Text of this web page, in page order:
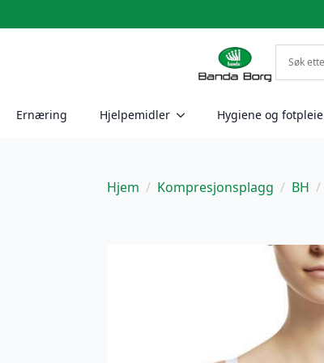
Ernæring Hjelpemidler Hygiene og fotpleie
Hjem Kompresjonsplagg BH